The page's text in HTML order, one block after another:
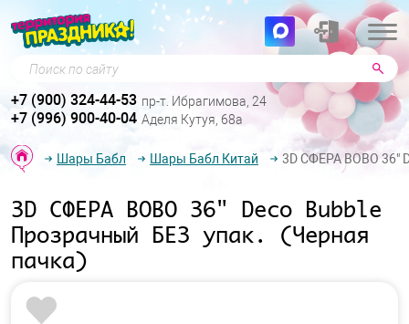
Поиск по сайту
+7 (900) 324-44-53 пр-т. Ибрагимова, 24
+7 (996) 900-40-04 Аделя Кутуя, 68а
Шары Бабл Шары Бабл Китай 3D СФЕРА BOBO 36"
3D СФЕРА BOBO 36" Deco Bubble
Прозрачный БЕЗ упак. (Черная
пачка)